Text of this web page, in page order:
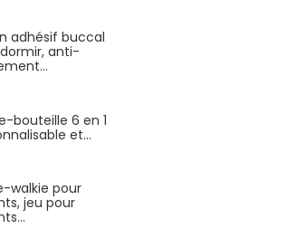
adhésif buccal
anti-
bouteille 6 en 1
et...
walkie pour
jeu pour